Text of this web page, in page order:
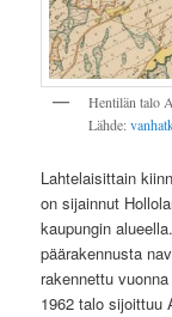
Hentilän talo
Lähde:
Lahtelaisittain
on sijainnut
kaupungin
päärakennusta
rakennettu
1962 talo sijoittuu